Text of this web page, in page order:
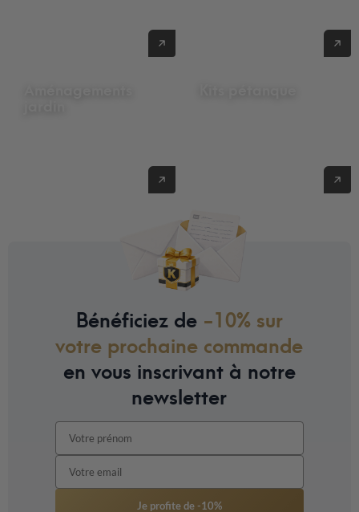
Bénéficiez de -10% sur
votre prochaine commande
en vous inscrivant à notre
newsletter
Je profite de -10%